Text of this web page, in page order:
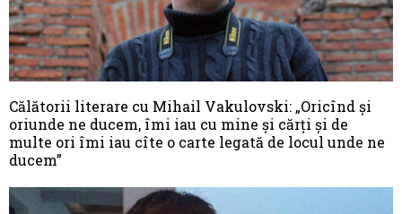
Călătorii literare cu Mihail Vakulovski: „Oricînd şi
oriunde ne ducem, îmi iau cu mine şi cărţi şi de
multe ori îmi iau cîte o carte legată de locul unde ne
ducem”